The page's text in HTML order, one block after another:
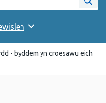
- byddem yn croesawu eich